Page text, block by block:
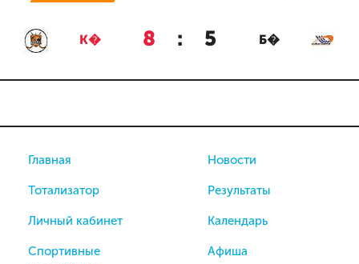
К� 8 : 5 Б�
Главная
Тотализатор
Личный кабинет
Спортивные
Новости
Результаты
Календарь
Афиша